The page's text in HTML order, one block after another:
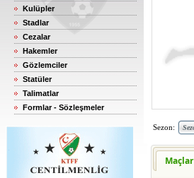
Kulüpler
Stadlar
Cezalar
Hakemler
Gözlemciler
Statüler
Talimatlar
Formlar - Sözleşmeler
Sezon:
Maçlar